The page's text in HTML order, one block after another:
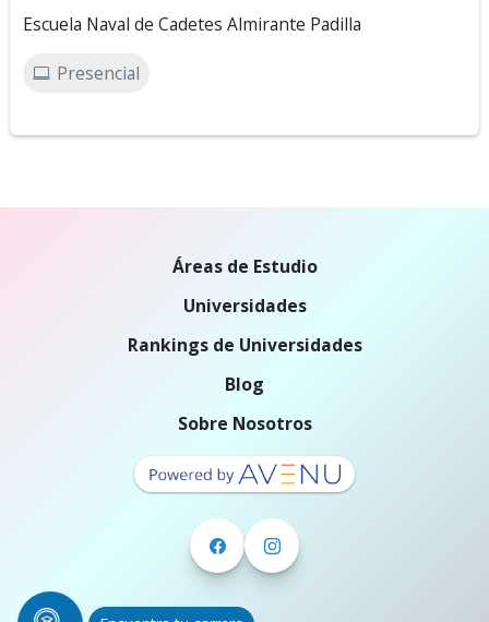
Escuela Naval de Cadetes Almirante Padilla
Presencial
Áreas de Estudio
Universidades
Rankings de Universidades
Blog
Sobre Nosotros